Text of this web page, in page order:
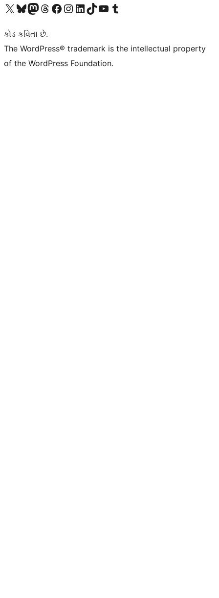
અમારા X (અગાઉ ટ્વિટર) એકાઉન્ટની મુલાકાત લોઅમારા Bluesky એકાઉન્ટની મુલાકાત લોઅમારા માસ્ટોડોન એકાઉન્ટની મુલાકાત લોઅમારા Threads એકાઉન્ટની મુલાકાત લો અમારા ફેસબુક પેજની મુલાકાત લોઅમારા ઇન્સ્ટાગ્રામ એકાઉન્ટની મુલાકાત લો અમારા LinkedIn એકાઉન્ટની મુલાકાત લોઅમારા TikTok એકાઉન્ટની મુલાકાત લોઅમારી YouTube ચેનલની મુલાકાત લો અમારા Tumblr એકાઉન્ટની મુલાકાત લો
કોડ કવિતા છે.
The WordPress® trademark is the intellectual property
of the WordPress Foundation.